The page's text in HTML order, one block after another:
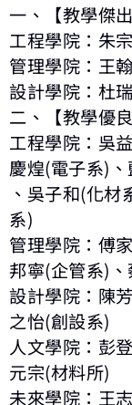
一、【教學傑
工程學院：朱
管理學院：王
設計學院：杜
二、【教學優
工程學院：吳
慶煌(電子系)
、吳子和(化材
系)
管理學院：傅
邦寧(企管系)
設計學院：陳
之怡(創設系)
人文學院：彭
元宗(材料所)
未來學院：王